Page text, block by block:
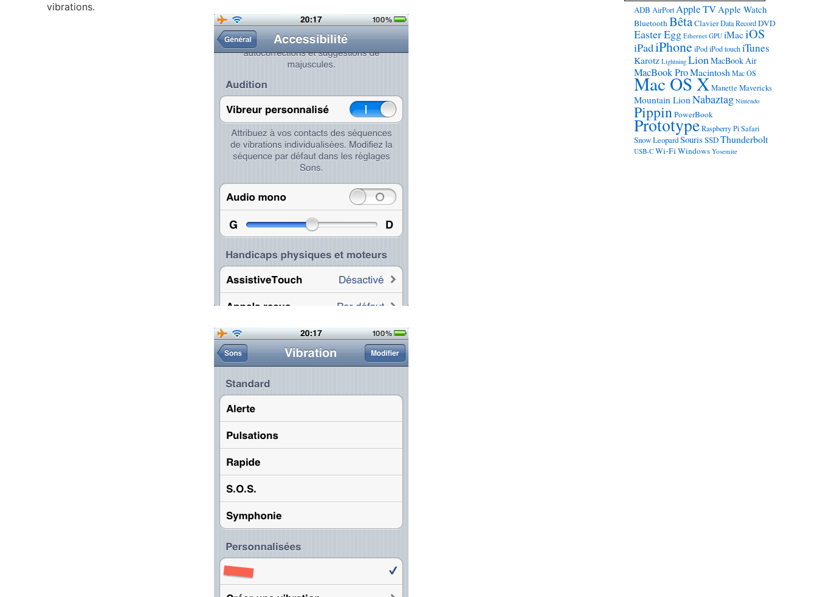
vibrations.
ADB AirPort Apple TVApple Watch
BluetoothBêtaClavier Data Record DVD
Easter Egg Ethernet GPU iMaciOS
iPadiPhone iPod iPod touch iTunes
Karotz Lightning LionMacBook Air
MacBook ProMacintosh Mac OS
Mac OS X Manette Mavericks
Mountain Lion Nabaztag Nintendo
PippinPowerBook
Prototype Raspberry Pi Safari
Snow LeopardSouris SSDThunderbolt
USB-C Wi-FiWindows Yosemite